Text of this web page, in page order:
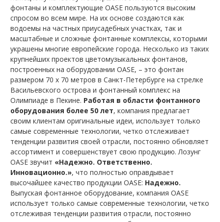
фонтаны и комплектующие OASE пользуются высоким
спросом во всем мире. На их основе создаются как
водоемы на частных приусадебных участках, так и
масштабные и сложные фонтанные комплексы, которыми
украшены многие европейские города. Несколько из таких
крупнейших проектов цветомузыкальных фонтанов,
построенных на оборудовании OASE, – это фонтан
размером 70 х 70 метров в Санкт-Петербурге на стрелке
Васильевского острова и фонтанный комплекс на
Олимпиаде в Пекине. Работая в области фонтанного
оборудования более 50 лет, компания предлагает
своим клиентам оригинальные идеи, использует только
самые современные технологии, четко отслеживает
тенденции развития своей отрасли, постоянно обновляет
ассортимент и совершенствует свою продукцию. Лозунг
OASE звучит «Надежно. Ответственно.
Инновационно.», что полностью оправдывает
высочайшее качество продукции OASE: Надежно.
Выпуская фонтанное оборудование, компания OASE
использует только самые современные технологии, четко
отслеживая тенденции развития отрасли, постоянно